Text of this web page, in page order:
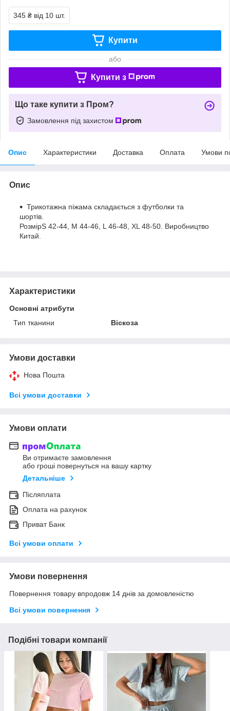
345 ₴ від 10 шт.
Купити
або
Купити з
Що таке купити з Пром?
Замовлення під захистом
Опис Характеристики Доставка Оплата Умови
Опис
Трикотажна піжама складається з футболки та
шортів.
РозмірS 42-44, M 44-46, L 46-48, XL 48-50. Виробництво
Китай.
Характеристики
Основні атрибути
Тип тканини
Віскоза
Умови доставки
Нова Пошта
Всі умови доставки
Умови оплати
Ви отримаєте замовлення
або гроші повернуться на вашу картку
Детальніше
Післяплата
Оплата на рахунок
Приват Банк
Всі умови оплати
Умови повернення
Повернення товару впродовж 14 днів за домовленістю
Всі умови повернення
Подібні товари компанії